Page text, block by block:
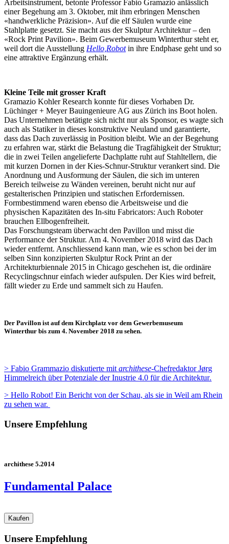
Arbeitsinstrument, betonte Professor Fabio Gramazio anlässlich
einer Begehung am 3. Oktober, mit ihm erbringen Menschen
«handwerkliche Präzision». Auf die elf Säulen wurde eine
Stahlplatte gesetzt. Sie macht aus der Skulptur Architektur – den
«Rock Print Pavilion». Beim Gewerbemuseum Winterthur steht er,
weil dort die Ausstellung Hello,Robot in ihre Endphase geht und so
eine attraktive Ergänzung erhält.
Kleine Teile mit grosser Kraft
Gramazio Kohler Research konnte für dieses Vorhaben Dr.
Lüchinger + Meyer Bauingenieure AG aus Zürich ins Boot holen.
Das Unternehmen betätigte sich nicht nur als Sponsor, es wagte sich
auch als Statiker in dieses konstruktive Neuland und garantierte,
dass das Dach zuverlässig in Position bleibt. Wie an der Begehung
zu erfahren war, stärkt die Belastung die Tragfähigkeit der Struktur;
die in zwei Teilen angelieferte Dachplatte ruht auf Stahltellern, die
mit kurzen Dornen in der Kies-Schnur-Struktur verankert sind. Die
Anordnung und Ausformung der Säulen, die sich im unteren
Bereich teilweise zu Wänden vereinen, beruht nicht nur auf
gestalterischen Prinzipien und statischen Erfordernissen.
Formbestimmend waren ebenso die Arbeitsweise und die
physischen Kapazitäten des In-situ Fabricators: Auch Roboter
brauchen Ellbogenfreiheit.
Das Forschungsteam überwacht den Pavillon und misst die
Performance der Struktur. Am 4. November 2018 wird das Dach
wieder entfernt. Anschliessend kann man, wie es schon bei der im
selben Sinn konzipierten Skulptur Rock Print an der
Architekturbiennale 2015 in Chicago geschehen ist, die ordinäre
Recyclingschnur einfach wieder aufspulen. Der Kies wird befreit,
fällt wieder zu Erde und sammelt sich zu Haufen.
Der Pavillon ist auf dem Kirchplatz vor dem Gewerbemuseum
Winterthur bis zum 4. November 2018 zu sehen.
> Fabio Grammazio diskutierte mitarchithese-Chefredaktor Jørg
Himmelreich über Potenziale der Inustrie 4.0 für die Architektur.
> Hello Robot! Ein Bericht von der Schau, als sie in Weil am Rhein
zu sehen war.
Unsere Empfehlung
archithese 5.2014
Fundamental Palace
Unsere Empfehlung